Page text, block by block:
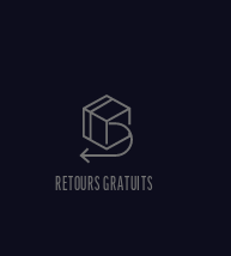
RETOURS GRATUITS